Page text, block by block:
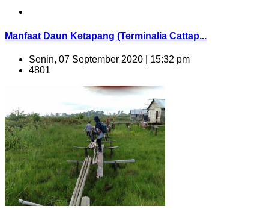
Manfaat Daun Ketapang (Terminalia Cattap...
Senin, 07 September 2020 | 15:32 pm
4801